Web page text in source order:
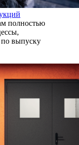
полностью
по выпуску